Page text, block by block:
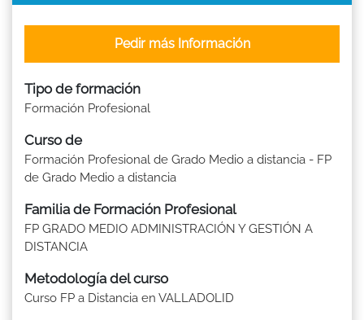
Tipo de formación
Formación Profesional
Curso de
Formación Profesional de Grado Medio a distancia - FP
de Grado Medio a distancia
Familia de Formación Profesional
FP GRADO MEDIO ADMINISTRACIÓN Y GESTIÓN A
DISTANCIA
Metodología del curso
Curso FP a Distancia en VALLADOLID
Pedir más Información